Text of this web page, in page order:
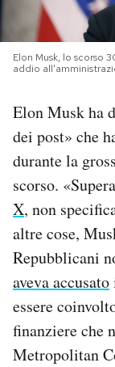
I MIEI
AREA
Area
Newsletter
Notifiche
Regala il Post
Hai bisogno
Elon Musk, lo scorso
addio
Elon Musk ha
dei post» che
durante la
scorso.
X, non
altre cose,
Repubblicani
aveva accusato
essere
finanziere che
Metropolitan